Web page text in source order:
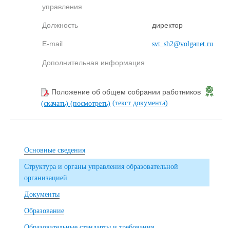
управления
Должность директор
E-mail svt_sh2@volganet.ru
Дополнительная информация
Положение об общем собрании работников
(скачать) (посмотреть) (текст документа)
Основные сведения
Структура и органы управления образовательной
организацией
Документы
Образование